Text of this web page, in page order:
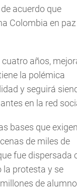
acuerdo que
Colombia en paz
años,
la polémica
y seguirá
en la red
bases que
de miles de
fue dispersada
la protesta y se
de